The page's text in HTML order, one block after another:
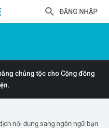
ĐĂNG NHẬP
chủng tộc cho Cộng đồng
nội dung sang ngôn ngữ bạn